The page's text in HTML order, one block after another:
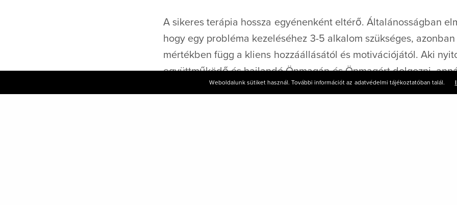
A sikeres terápia hossza egyénenként eltérő. Általánosságban
hogy egy probléma kezeléséhez 3-5 alkalom szükséges,
mértékben függ a kliens hozzáállásától és motivációjától. Aki
együttműködő és hajlandó Önmagán és Önmagért dolgozni,
hatékonyabban működik a folyamat.
Weboldalunk sütiket használ. További információt az adatvédelmi tájékoztatóban talál.